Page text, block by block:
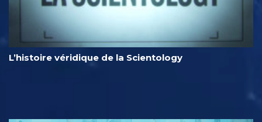
L’histoire véridique de la Scientology